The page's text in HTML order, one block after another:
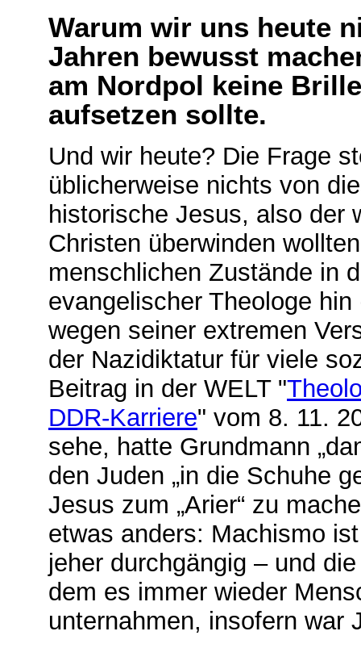
Warum wir uns heute
Jahren bewusst
am Nordpol keine
aufsetzen sollte.
Und wir heute? Die Frage
üblicherweise nichts von
historische Jesus, also der
Christen überwinden
menschlichen Zustände in
evangelischer Theologe
wegen seiner extremen
der Nazidiktatur für viele
Beitrag in der WELT "
DDR-Karriere" vom 8. 11.
sehe, hatte Grundmann
den Juden „in die Schuhe
Jesus zum „Arier“ zu
etwas anders: Machismo
jeher durchgängig – und
dem es immer wieder
unternahmen, insofern war